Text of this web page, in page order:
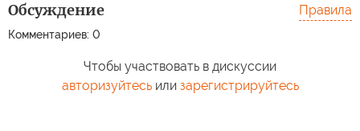
Обсуждение
Комментариев: 0
Правила
Чтобы участвовать в дискуссии
авторизуйтесьили зарегистрируйтесь